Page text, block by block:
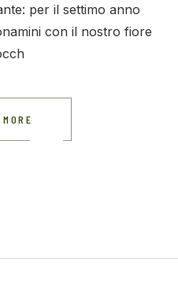
per il settimo anno
con il nostro fiore